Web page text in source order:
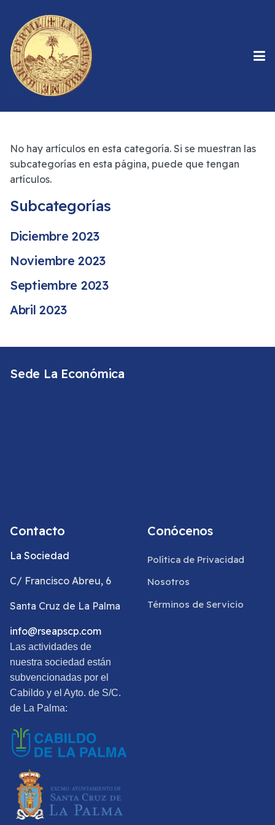
No hay artículos en esta categoría. Si se muestran las
subcategorías en esta página, puede que tengan
artículos.
Subcategorías
Diciembre 2023
Noviembre 2023
Septiembre 2023
Abril 2023
Sede La Económica
Contacto
La Sociedad
C/ Francisco Abreu, 6
Santa Cruz de La Palma
info@rseapscp.com
Conócenos
Política de Privacidad
Nosotros
Términos de Servicio
Las actividades de
nuestra sociedad están
subvencionadas por el
Cabildo y el Ayto. de S/C.
de La Palma: